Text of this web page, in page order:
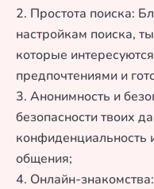
2. Простота поиска:
настройкам поиска,
которые
предпочтениями и
3. Анонимность и
безопасности твоих
конфиденциальность
общения;
4. Онлайн-